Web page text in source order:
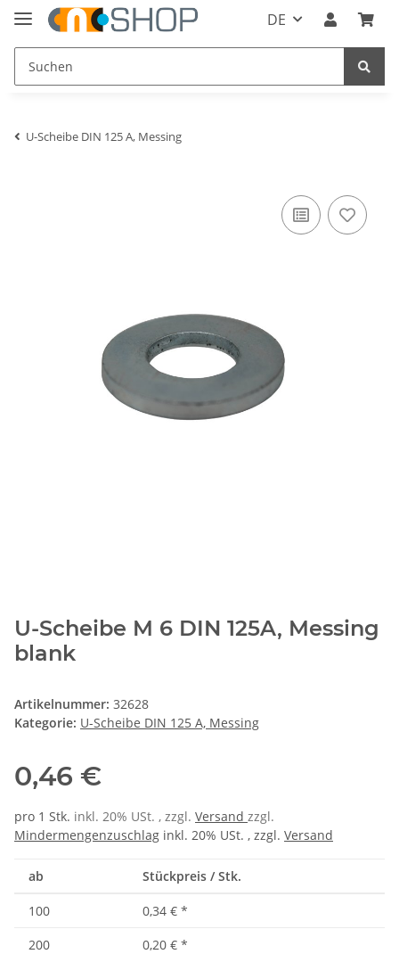
DE
U-Scheibe DIN 125 A, Messing
U-Scheibe M 6 DIN 125A, Messing
blank
Artikelnummer: 32628
Kategorie: U-Scheibe DIN 125 A, Messing
0,46 €
pro 1 Stk. inkl. 20% USt. , zzgl. Versand zzgl.
Mindermengenzuschlag inkl. 20% USt. , zzgl. Versand
ab Stückpreis / Stk.
100 0,34 € *
200
0,20 € *